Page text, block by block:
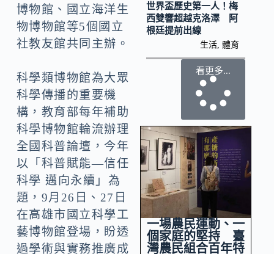
博物館、國立海洋生
物博物館等5個國立
社教友館共同主辦。
科學類博物館為大眾
科學傳播的重要機
構，教育部每年補助
科學博物館輪流辦理
全國科普論壇，今年
以「科普賦能—信任
科學 邁向永續」為
題，9月26日、27日
在高雄市國立科學工
藝博物館登場，盼透
過學術與實務推廣成
世界盃歷史第一人！梅
西雙響超越克洛澤 阿
根廷提前出線
生活 ,體育
看更多...
一場農民運動、一
個家庭的堅持 臺
灣農民組合百年特